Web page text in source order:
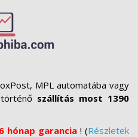
MPL automatába vagy
szállítás most 1390
6 hónap garancia ! (Részletek